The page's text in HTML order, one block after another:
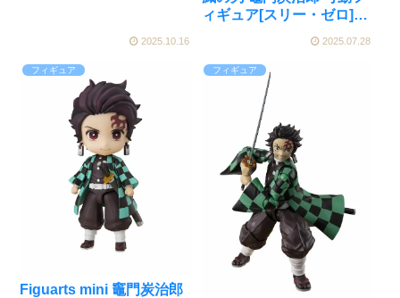
2025.10.16
ィギュア[スリー・ゼロ]が
2025.07.28
フィギュア
Figuarts mini 竈門炭治郎
フィギュア